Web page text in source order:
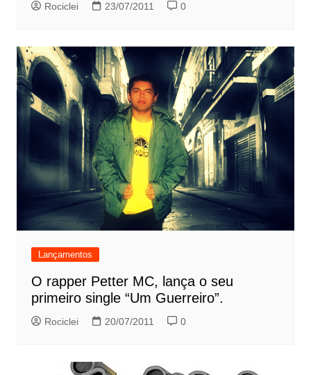
Rociclei 23/07/2011 0
Lançamentos
O rapper Petter MC, lança o seu
primeiro single “Um Guerreiro”.
Rociclei 20/07/2011 0